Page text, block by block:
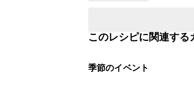
このレシピに関連する
季節のイベント